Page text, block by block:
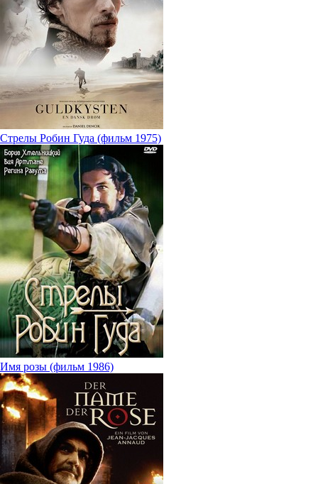
Стрелы Робин Гуда (фильм 1975)
Имя розы (фильм 1986)